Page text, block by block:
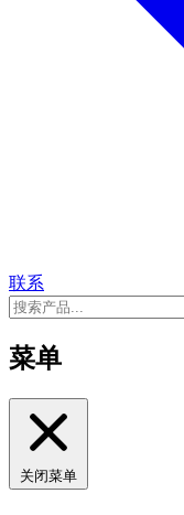
联系
菜单
关闭菜单